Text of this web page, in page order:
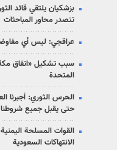
بزشكيان يلتقي قائد
تتصدر محاور المباحثات
عراقجي: ليس أي
سبب تشكيل «اتفاق
المتحدة
الحرس الثوري: أجبرنا
حتى يقبل جميع شروطنا
القوات المسلحة
الانتهاكات السعودية